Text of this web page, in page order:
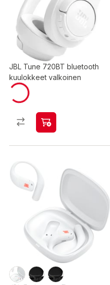
JBL Tune 720BT bluetooth
kuulokkeet valkoinen